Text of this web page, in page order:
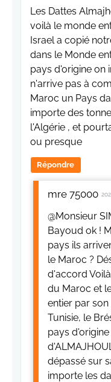
Les Dattes
voilà le monde
Israel a copié
dans le Monde
pays d'origine on
n'arrive pas à
Maroc un Pays
importe des
l'Algérie , et
ou presque
Répondre
mre 75000
@Monsieur
Bayoud ok !
pays ils
le Maroc ?
d'accord
du Maroc et
entier par
Tunisie, le
pays
dépassé sur
importe les